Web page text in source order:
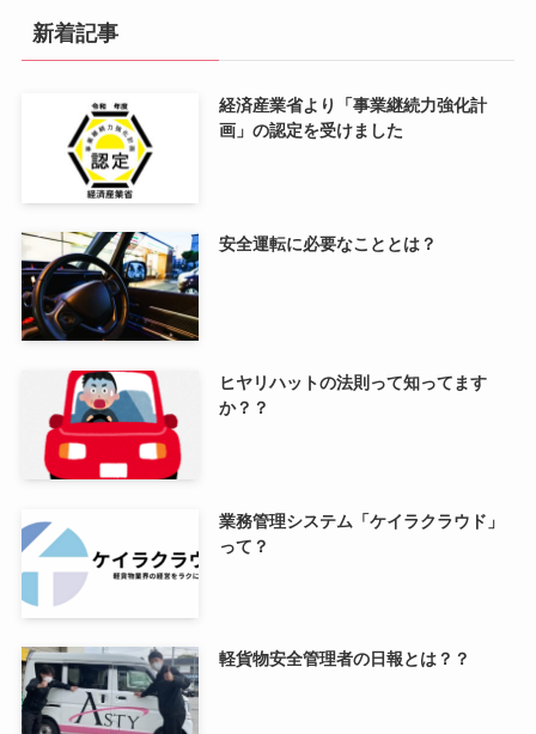
新着記事
経済産業省より「事業継続力強化計
画」の認定を受けました
安全運転に必要なこととは？
ヒヤリハットの法則って知ってます
か？？
業務管理システム「ケイラクラウド」
って？
軽貨物安全管理者の日報とは？？